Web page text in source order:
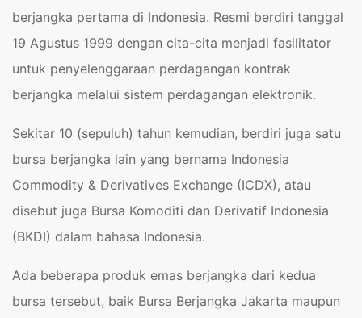
berjangka pertama di Indonesia. Resmi berdiri tanggal
19 Agustus 1999 dengan cita-cita menjadi fasilitator
untuk penyelenggaraan perdagangan kontrak
berjangka melalui sistem perdagangan elektronik.
Sekitar 10 (sepuluh) tahun kemudian, berdiri juga satu
bursa berjangka lain yang bernama Indonesia
Commodity & Derivatives Exchange (ICDX), atau
disebut juga Bursa Komoditi dan Derivatif Indonesia
(BKDI) dalam bahasa Indonesia.
Ada beberapa produk emas berjangka dari kedua
bursa tersebut, baik Bursa Berjangka Jakarta maupun